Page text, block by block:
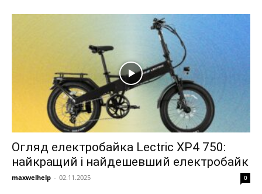
Огляд електробайка Lectric XP4 750:
найкращий і найдешевший електробайк
maxwelhelp - 02.11.2025 0